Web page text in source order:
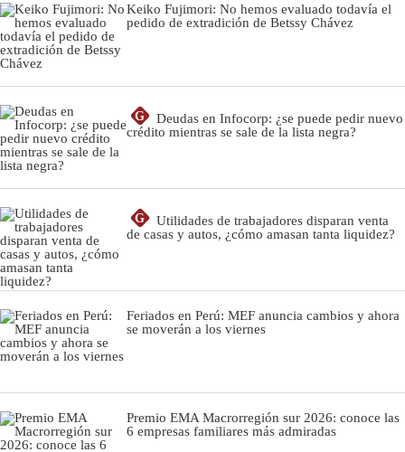
Keiko Fujimori: No hemos evaluado todavía el
pedido de extradición de Betssy Chávez
G
Deudas en Infocorp: ¿se puede pedir nuevo
crédito mientras se sale de la lista negra?
G
Utilidades de trabajadores disparan venta
de casas y autos, ¿cómo amasan tanta liquidez?
Feriados en Perú: MEF anuncia cambios y ahora
se moverán a los viernes
Premio EMA Macrorregión sur 2026: conoce las
6 empresas familiares más admiradas